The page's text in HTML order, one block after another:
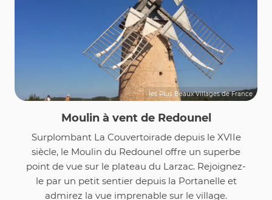
les Plus Beaux Villages de France
Moulin à vent de Redounel
Surplombant La Couvertoirade depuis le XVIIe
siècle, le Moulin du Redounel offre un superbe
point de vue sur le plateau du Larzac. Rejoignez-
le par un petit sentier depuis la Portanelle et
admirez la vue imprenable sur le village.